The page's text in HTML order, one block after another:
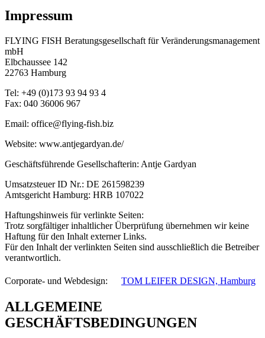
Impressum
FLYING FISH Beratungsgesellschaft für Veränderungsmanagement
mbH
Elbchaussee 142
22763 Hamburg
Tel: +49 (0)173 93 94 93 4
Fax: 040 36006 967
Email: office@flying-fish.biz
Website: www.antjegardyan.de/
Geschäftsführende Gesellschafterin: Antje Gardyan
Umsatzsteuer ID Nr.: DE 261598239
Amtsgericht Hamburg: HRB 107022
Haftungshinweis für verlinkte Seiten:
Trotz sorgfältiger inhaltlicher Überprüfung übernehmen wir keine
Haftung für den Inhalt externer Links.
Für den Inhalt der verlinkten Seiten sind ausschließlich die Betreiber
verantwortlich.
Corporate- und Webdesign: ﾠ TOM LEIFER DESIGN, Hamburg
ALLGEMEINE
GESCHÄFTSBEDINGUNGEN